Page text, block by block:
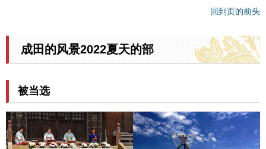
回到页的前头
成田的风景2022夏天的部
被当选